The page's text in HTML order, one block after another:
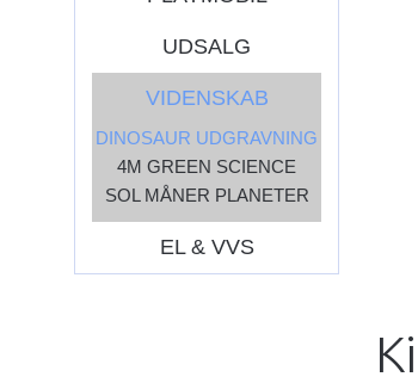
UDSALG
VIDENSKAB
DINOSAUR UDGRAVNING
4M GREEN SCIENCE
SOL MÅNER PLANETER
EL & VVS